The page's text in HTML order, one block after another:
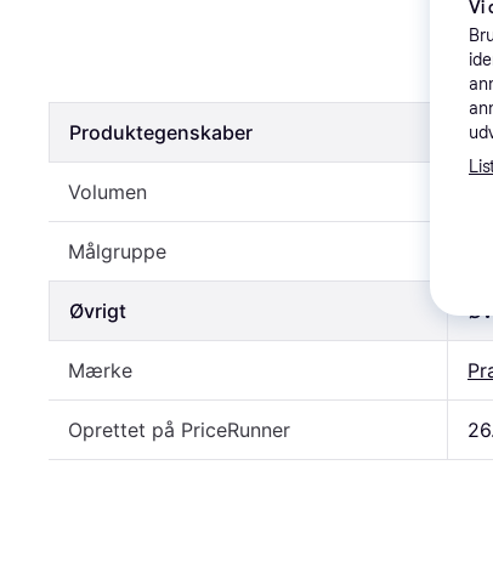
Produktegenskaber
Volumen
Målgruppe
Øvrigt
Mærke
Oprettet på PriceRunner
Vi